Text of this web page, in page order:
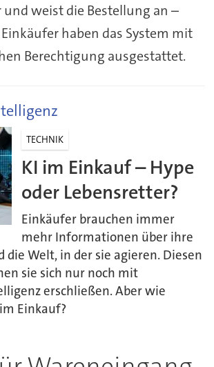
weist die Bestellung an –
haben das System mit
Berechtigung ausgestattet.
TECHNIK
KI im Einkauf – Hype
oder Lebensretter?
Einkäufer brauchen immer
mehr Informationen über ihre
die Welt, in der sie agieren. Diesen
sie sich nur noch mit
erschließen. Aber wie
Einkauf?